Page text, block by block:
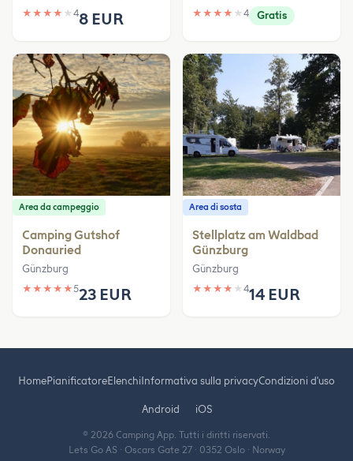
★ ★ ★ ★ ★ 48 EUR ★ ★ ★ ★ ★ 4 Gratis
Area da campeggio
Camping Gutshof
Donauried
Günzburg
★ ★ ★ ★ ★523 EUR
Area di sosta
Stellplatz am Waldbad
Günzburg
Günzburg
★ ★ ★ ★ ★ 414 EUR
HomePianificatoreElenchiInformativa sulla privacyCondizioni d'uso
Android iOS
© 2026 Camping App. Tutti i diritti riservati.
Lets Go AS · Oscars Gate 27 · 0352 Oslo · Norway